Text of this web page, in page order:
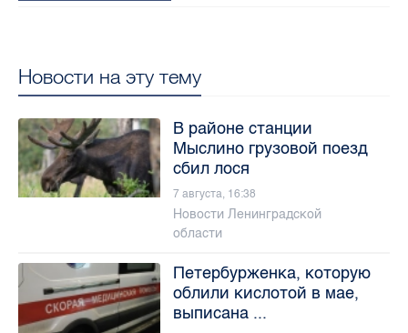
Новости на эту тему
В районе станции
Мыслино грузовой поезд
сбил лося
7 августа, 16:38
Новости Ленинградской
области
Петербурженка, которую
облили кислотой в мае,
выписана ...